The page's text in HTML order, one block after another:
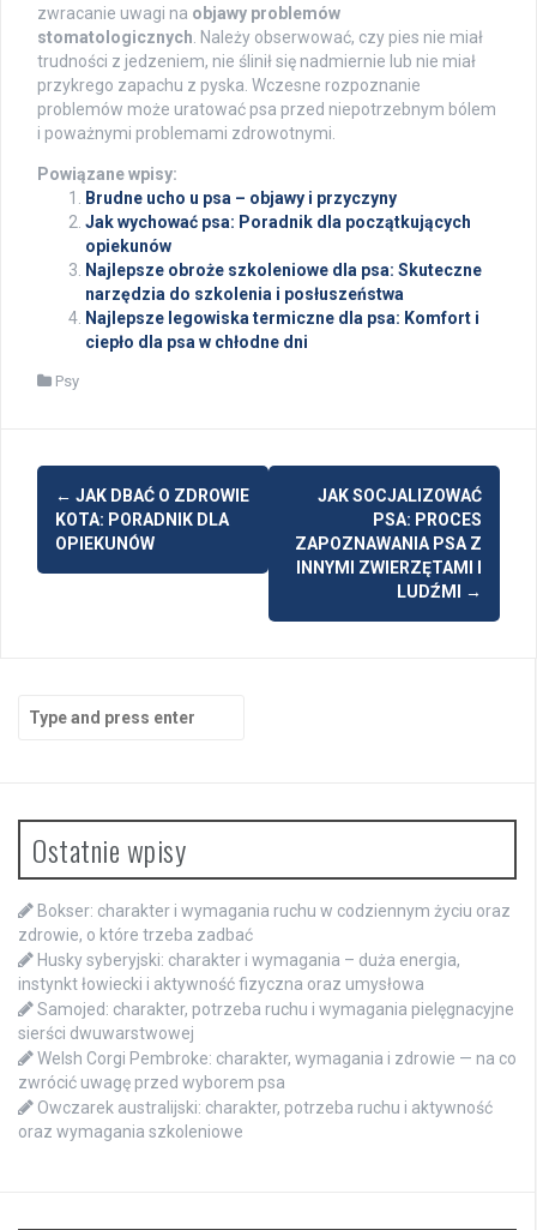
zwracanie uwagi na objawy problemów
stomatologicznych . Należy obserwować, czy pies nie miał
trudności z jedzeniem, nie ślinił się nadmiernie lub nie miał
przykrego zapachu z pyska. Wczesne rozpoznanie
problemów może uratować psa przed niepotrzebnym bólem
i poważnymi problemami zdrowotnymi.
Powiązane wpisy:
Brudne ucho u psa – objawy i przyczyny
Jak wychować psa: Poradnik dla początkujących
opiekunów
Najlepsze obroże szkoleniowe dla psa: Skuteczne
narzędzia do szkolenia i posłuszeństwa
Najlepsze legowiska termiczne dla psa: Komfort i
ciepło dla psa w chłodne dni
Psy
Post
navigation
← JAK DBAĆ O ZDROWIE
KOTA: PORADNIK DLA
OPIEKUNÓW
JAK SOCJALIZOWAĆ
PSA: PROCES
ZAPOZNAWANIA PSA Z
INNYMI ZWIERZĘTAMI I
LUDŹMI
→
for:
Ostatnie wpisy
Bokser: charakter i wymagania ruchu w codziennym życiu oraz
zdrowie, o które trzeba zadbać
Husky syberyjski: charakter i wymagania – duża energia,
instynkt łowiecki i aktywność fizyczna oraz umysłowa
Samojed: charakter, potrzeba ruchu i wymagania pielęgnacyjne
sierści dwuwarstwowej
Welsh Corgi Pembroke: charakter, wymagania i zdrowie — na co
zwrócić uwagę przed wyborem psa
Owczarek australijski: charakter, potrzeba ruchu i aktywność
oraz wymagania szkoleniowe